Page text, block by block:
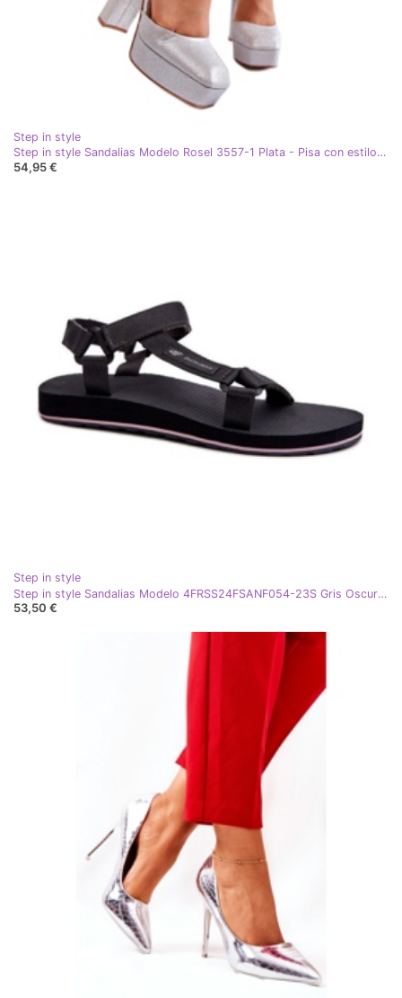
Step in style
Step in style Sandalias Modelo Rosel 3557-1 Plata - Pisa con estilo gris
54,95 €
Step in style
Step in style Sandalias Modelo 4FRSS24FSANF054-23S Gris Oscuro - Pisa con estilo
53,50 €